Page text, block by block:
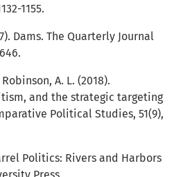
1155.
Dams. The Quarterly Journal
A. L. (2018).
and the strategic targeting
Political Studies, 51(9),
Politics: Rivers and Harbors